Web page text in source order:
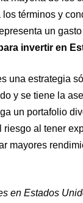
términos y
un
invertir en
una estrategia
y se tiene la
un portafolio
riesgo al tener
mayores
en Estados